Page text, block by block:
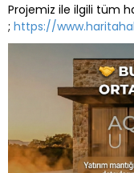
Projemiz ile ilgili tüm
; https://